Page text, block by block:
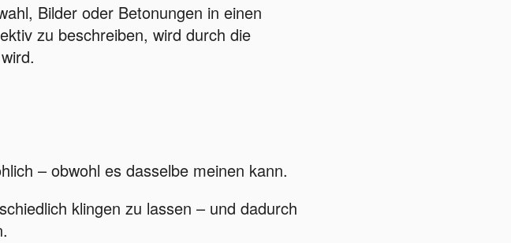
Bilder oder Betonungen in einen
zu beschreiben, wird durch die
– obwohl es dasselbe meinen kann.
klingen zu lassen – und dadurch